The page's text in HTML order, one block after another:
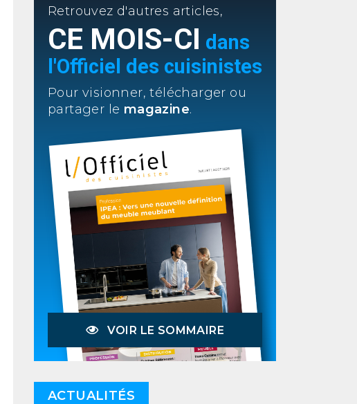
Retrouvez d'autres articles,
CE MOIS-CI dans
l'Officiel des cuisinistes
Pour visionner, télécharger ou
partager le magazine.
VOIR LE SOMMAIRE
ACTUALITÉS